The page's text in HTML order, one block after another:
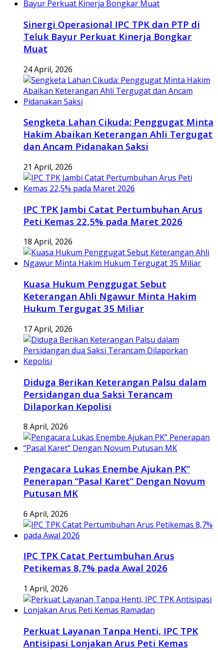
Sinergi Operasional IPC TPK dan PTP di
Teluk Bayur Perkuat Kinerja Bongkar
Muat
24 April, 2026
Sengketa Lahan Cikuda: Penggugat Minta
Hakim Abaikan Keterangan Ahli Tergugat
dan Ancam Pidanakan Saksi
21 April, 2026
IPC TPK Jambi Catat Pertumbuhan Arus
Peti Kemas 22,5% pada Maret 2026
18 April, 2026
Kuasa Hukum Penggugat Sebut
Keterangan Ahli Ngawur Minta Hakim
Hukum Tergugat 35 Miliar
17 April, 2026
Diduga Berikan Keterangan Palsu dalam
Persidangan dua Saksi Terancam
Dilaporkan Kepolisi
8 April, 2026
Pengacara Lukas Enembe Ajukan PK”
Penerapan “Pasal Karet” Dengan Novum
Putusan MK
6 April, 2026
IPC TPK Catat Pertumbuhan Arus
Petikemas 8,7% pada Awal 2026
1 April, 2026
Perkuat Layanan Tanpa Henti, IPC TPK
Antisipasi Lonjakan Arus Peti Kemas